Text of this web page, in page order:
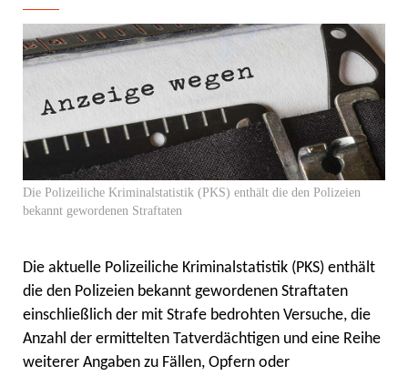
Die Polizeiliche Kriminalstatistik (PKS) enthält die den Polizeien
bekannt gewordenen Straftaten
Die aktuelle Polizeiliche Kriminalstatistik (PKS) enthält
die den Polizeien bekannt gewordenen Straftaten
einschließlich der mit Strafe bedrohten Versuche, die
Anzahl der ermittelten Tatverdächtigen und eine Reihe
weiterer Angaben zu Fällen, Opfern oder